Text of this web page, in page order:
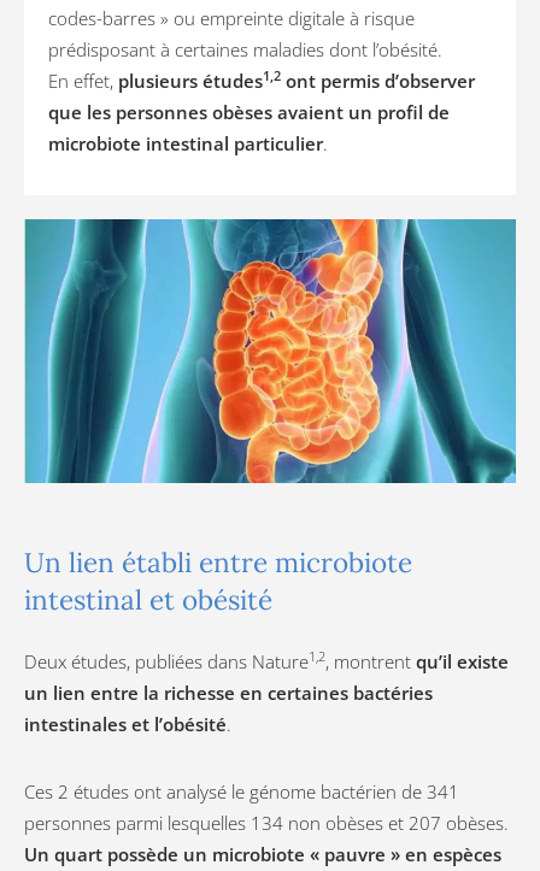
codes-barres » ou empreinte digitale à risque
prédisposant à certaines maladies dont l’obésité.
En effet, plusieurs études1,2 ont permis d’observer
que les personnes obèses avaient un profil de
microbiote intestinal particulier.
Un lien établi entre microbiote
intestinal et obésité
Deux études, publiées dans Nature1,2, montrent qu’il existe
un lien entre la richesse en certaines bactéries
intestinales et l’obésité.
Ces 2 études ont analysé le génome bactérien de 341
personnes parmi lesquelles 134 non obèses et 207 obèses.
Un quart possède un microbiote « pauvre » en espèces